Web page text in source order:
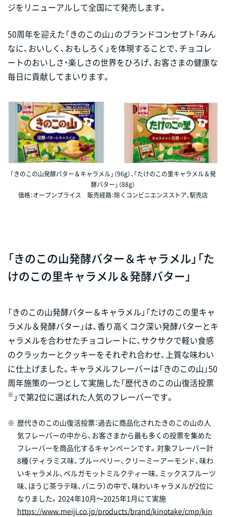
ジをリニューアルして全国にて発売します。
50周年を迎えた「きのこの山」のブランドコンセプト「みん
なに、おいしく、おもしろく」を体現することで、チョコレ
ートのおいしさ・楽しさの世界をひろげ、お客さまの健康な
毎日に貢献してまいります。
「きのこの山発酵バター＆キャラメル」（96g）、「たけのこの里キャラメル＆発
酵バター」（88g）
価格：オープンプライス 販売経路：除くコンビニエンスストア、駅売店
「きのこの山発酵バター＆キャラメル」「た
けのこの里キャラメル＆発酵バター」
「きのこの山発酵バター＆キャラメル」「たけのこの里キャ
ラメル＆発酵バター」は、香り高くコク深い発酵バターとキ
ャラメルを合わせたチョコレートに、サクサクで軽い食感
のクラッカーとクッキーをそれぞれ合わせ、上質な味わい
に仕上げました。キャラメルフレーバーは「きのこの山」50
周年施策の一つとして実施した「歴代きのこの山復活投票
※ 」で第2位に選ばれた人気のフレーバーです。
※ 歴代きのこの山復活投票：過去に商品化されたきのこの山の人
気フレーバーの中から、お客さまから最も多くの投票を集めた
フレーバーを商品化するキャンペーンです。対象フレーバー計
8種（ティラミス味、ブルーベリー、クリーミーアーモンド、味わ
いキャラメル、ベルガモットミルクティー味、ミックスフルーツ
味、ほうじ茶ラテ味、バニラ）の中で、味わいキャラメルが2位に
なりました。2024年10月～2025年1月にて実施
https://www.meiji.co.jp/products/brand/kinotake/cmp/kin